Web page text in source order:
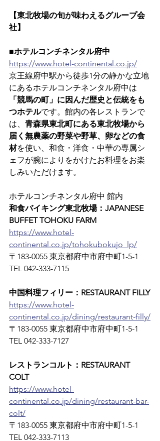
【東北牧場の旬が味わえるグループ会
社】
■ホテルコンチネンタル府中
https://www.hotel-continental.co.jp/
京王線府中駅から徒歩1分の静かな立地
にあるホテルコンチネンタル府中は
「競馬の町」に因んだ歴史と伝統をも
つホテルです。館内の各レストランで
は、 青森県東北町にある東北牧場から
届く無農薬の野菜や野草、卵などの食
材を使い、和食・洋食・中華の専属シ
ェフが腕によりをかけたお料理をお楽
しみいただけます。
ホテルコンチネンタル府中 館内
和食バイキング東北牧場：JAPANESE
BUFFET TOHOKU FARM
https://www.hotel-
continental.co.jp/tohokubokujo_lp/
〒183-0055 東京都府中市府中町1-5-1
TEL 042-333-7115
中国料理フィリー：RESTAURANT FILLY
https://www.hotel-
continental.co.jp/dining/restaurant-filly/
〒183-0055 東京都府中市府中町1-5-1
TEL 042-333-7127
レストランコルト：RESTAURANT
COLT
https://www.hotel-
continental.co.jp/dining/restaurant-bar-
colt/
〒183-0055 東京都府中市府中町1-5-1
TEL 042-333-7113